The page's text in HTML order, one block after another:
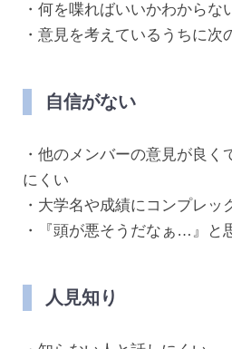
・何を喋ればいいかわからな
・意見を考えているうちに次
自信がない
・他のメンバーの意見が良く
にくい
・大学名や成績にコンプレッ
・『頭が悪そうだなぁ…』と
人見知り